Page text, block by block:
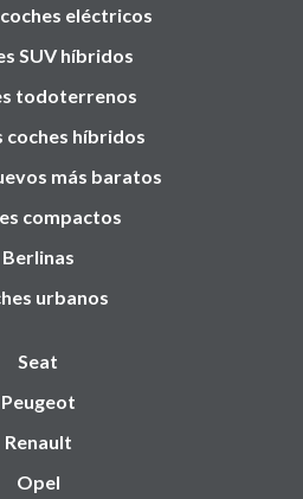
eléctricos
SUV híbridos
todoterrenos
coches híbridos
más baratos
compactos
Berlinas
urbanos
Seat
Peugeot
Renault
Opel